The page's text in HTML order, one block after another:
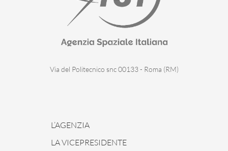
Via del Politecnico snc 00133 - Roma (RM)
L’AGENZIA
LA VICEPRESIDENTE